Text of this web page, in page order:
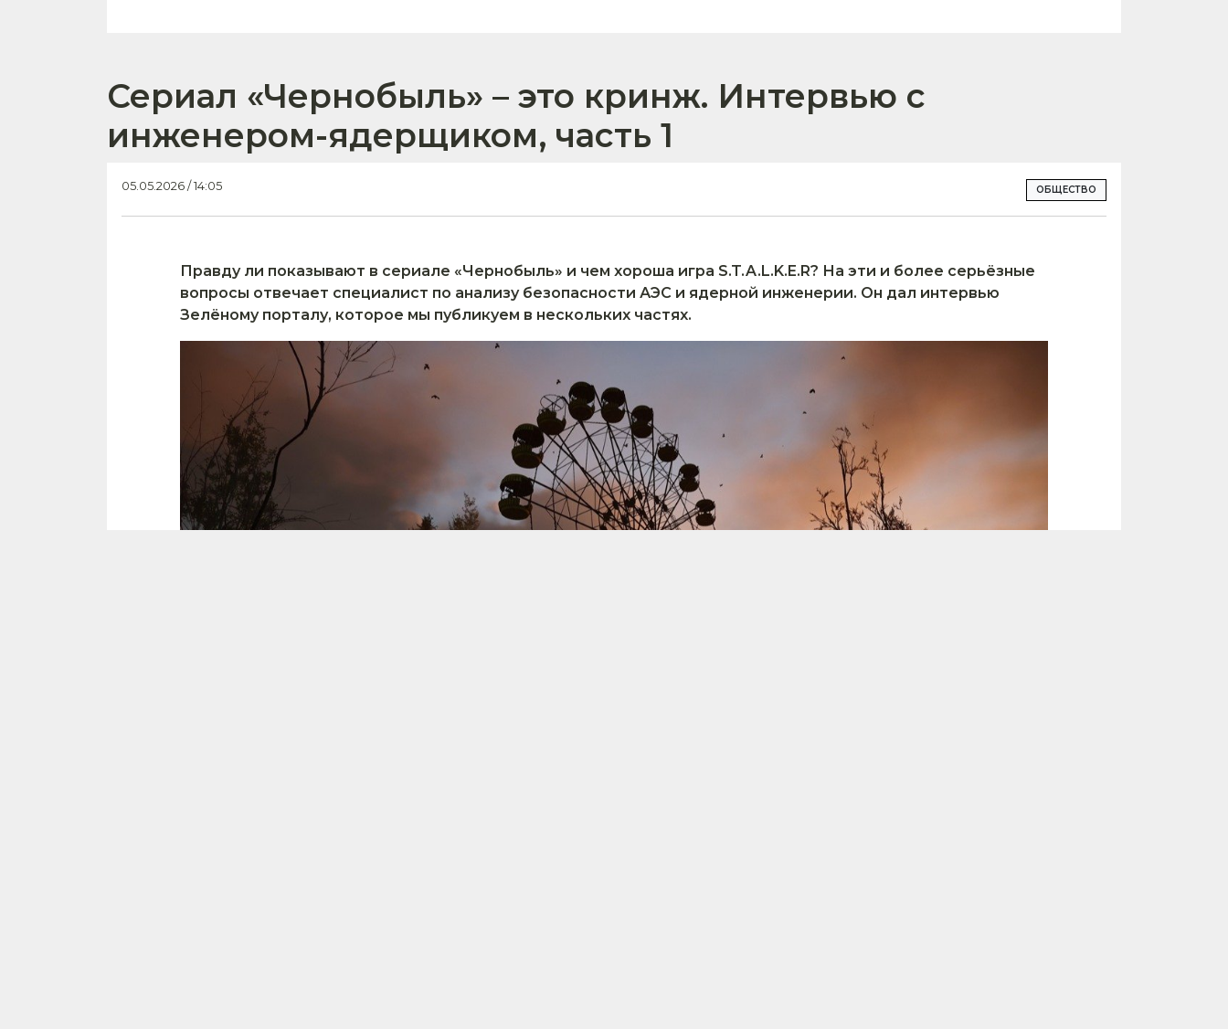
Сериал «Чернобыль» – это кринж. Интервью с
инженером-ядерщиком, часть 1
05.05.2026 / 14:05 ОБЩЕСТВО
Правду ли показывают в сериале «Чернобыль» и чем хороша игра S.T.A.L.K.E.R? На эти и более серьёзные
вопросы отвечает специалист по анализу безопасности АЭС и ядерной инженерии. Он дал интервью
Зелёному порталу, которое мы публикуем в нескольких частях.